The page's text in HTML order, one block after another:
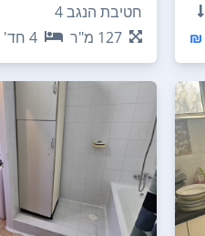
חטיבת הנגב 4
127 מ"ר 4חד'